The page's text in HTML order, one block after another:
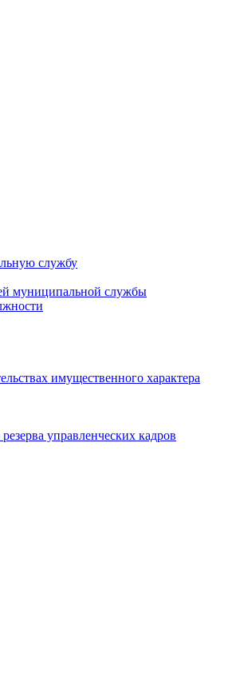
службу
муниципальной службы
имущественного характера
управленческих кадров